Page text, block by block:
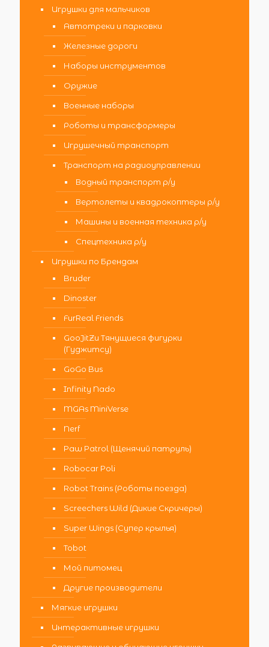
Игрушки для мальчиков
Автотреки и парковки
Железные дороги
Наборы инструментов
Оружие
Военные наборы
Роботы и трансформеры
Игрушечный транспорт
Транспорт на радиоуправлении
Водный транспорт р/у
Вертолеты и квадрокоптеры р/у
Машины и военная техника р/у
Спецтехника р/у
Игрушки по Брендам
Bruder
Dinoster
FurReal Friends
GooJitZu Тянущиеся фигурки
(Гуджитсу)
GoGo Bus
Infinity Nado
MGAs MiniVerse
Nerf
Paw Patrol (Щенячий патруль)
Robocar Poli
Robot Trains (Роботы поезда)
Screechers Wild (Дикие Скричеры)
Super Wings (Супер крылья)
Tobot
Мой питомец
Другие производители
Мягкие игрушки
Интерактивные игрушки